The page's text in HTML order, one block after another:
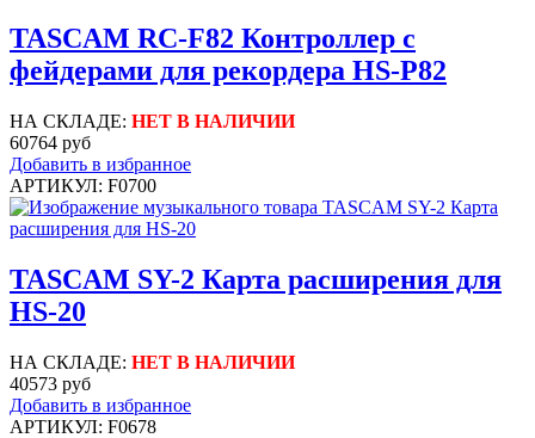
TASCAM RC-F82 Контроллер с
фейдерами для рекордера HS-P82
НА СКЛАДЕ: НЕТ В НАЛИЧИИ
60764 руб
Добавить в избранное
АРТИКУЛ: F0700
TASCAM SY-2 Карта расширения для
HS-20
НА СКЛАДЕ: НЕТ В НАЛИЧИИ
40573 руб
Добавить в избранное
АРТИКУЛ: F0678